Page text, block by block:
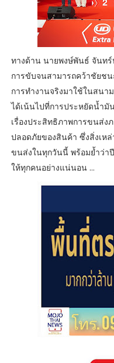
ทางด้าน นายพงษ์พันธ์ จันท
การขับจนสามารถคว้าชัยช
การทำงานจริงมาใช้ในสนา
ได้เน้นไปที่การประหยัดน้ำมั
เรื่องประสิทธิภาพการขนส่ง
ปลอดภัยของสินค้า ซึ่งสิ่งเห
ขนส่งในทุกวันนี้ พร้อมย้ำว่า
ให้ทุกคนอย่างแน่นอน ...